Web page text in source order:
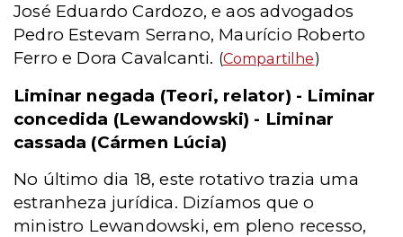
José Eduardo Cardozo, e aos advogados
Pedro Estevam Serrano, Maurício Roberto
Ferro e Dora Cavalcanti. (Compartilhe)
Liminar negada (Teori, relator) - Liminar
concedida (Lewandowski) - Liminar
cassada (Cármen Lúcia)
No último dia 18, este rotativo trazia uma
estranheza jurídica. Dizíamos que o
ministro Lewandowski, em pleno recesso,